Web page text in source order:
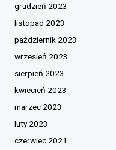
grudzień 2023
listopad 2023
październik 2023
wrzesień 2023
sierpień 2023
kwiecień 2023
marzec 2023
luty 2023
czerwiec 2021